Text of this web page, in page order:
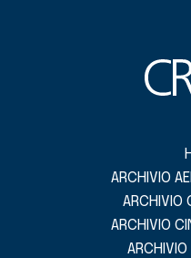
ARCHIVIO
ARCHIVIO
ARCHIVIO
ARCHIVIO